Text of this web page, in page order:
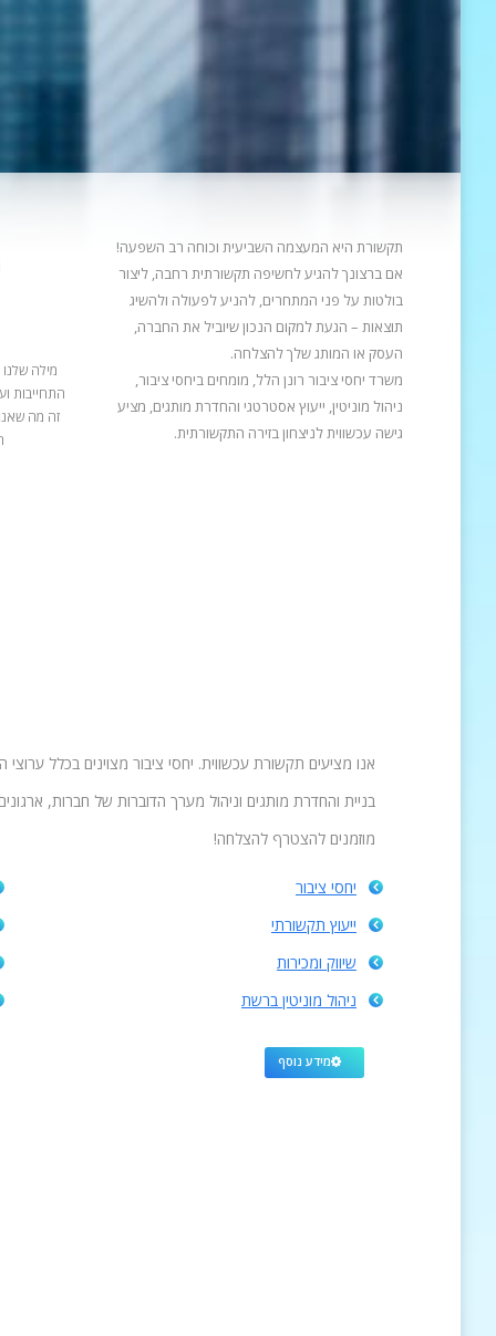
מילה
התחייבות
זה מה
תקשורת היא המעצמה השביעית וכוחה רב השפעה!
אם ברצונך להגיע לחשיפה תקשורתית רחבה, ליצור
בולטות על פני המתחרים, להניעלפעולה ולהשיג
תוצאות – הגעת למקום הנכון שיוביל את החברה,
העסק או המותג שלך להצלחה.
משרד יחסי ציבור רונן הלל, מומחים ביחסי ציבור,
ניהול מוניטין, ייעוץ אסטרטגי והחדרת מותגים, מציע
גישה עכשווית לניצחון בזירה התקשורתית.
אנו מציעים תקשורת עכשווית. יחסי ציבור מצוינים בכלל
בניית והחדרת מותגים וניהול מערך הדוברות של חברות,
מוזמנים להצטרף להצלחה!
יחסי ציבור
ייעוץ תקשורתי
שיווק ומכירות
ניהול מוניטין ברשת
מידע נוסף